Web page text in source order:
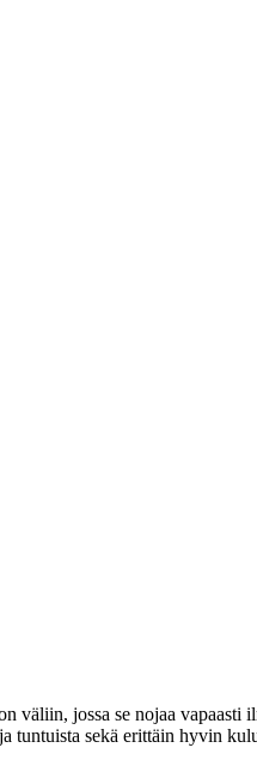
väliin, jossa se nojaa vapaasti
tuntuista sekä erittäin hyvin